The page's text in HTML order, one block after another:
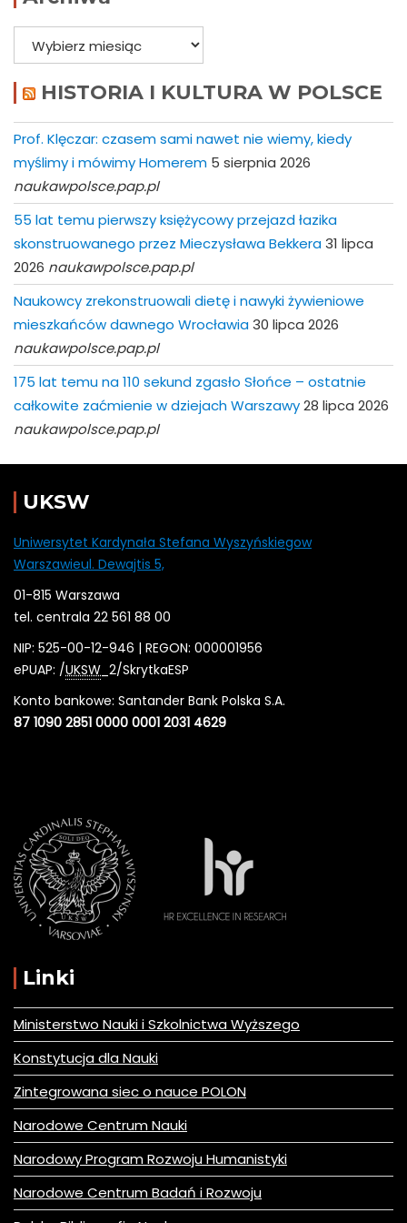
Archiwa
HISTORIA I KULTURA W POLSCE
Prof. Klęczar: czasem sami nawet nie wiemy, kiedy
myślimy i mówimy Homerem 5 sierpnia 2026
naukawpolsce.pap.pl
55 lat temu pierwszy księżycowy przejazd łazika
skonstruowanego przez Mieczysława Bekkera31 lipca
2026 naukawpolsce.pap.pl
Naukowcy zrekonstruowali dietę i nawyki żywieniowe
mieszkańców dawnego Wrocławia30 lipca 2026
naukawpolsce.pap.pl
175 lat temu na 110 sekund zgasło Słońce – ostatnie
całkowite zaćmienie w dziejach Warszawy28 lipca 2026
naukawpolsce.pap.pl
UKSW
Uniwersytet Kardynała Stefana Wyszyńskiegow
Warszawieul. Dewajtis 5,
01-815 Warszawa
tel. centrala 22 561 88 00
NIP: 525-00-12-946 | REGON: 000001956
ePUAP: /UKSW _2/SkrytkaESP
Konto bankowe: Santander Bank Polska S.A.
87 1090 2851 0000 0001 2031 4629
Linki
Ministerstwo Nauki i Szkolnictwa Wyższego
Konstytucja dla Nauki
Zintegrowana siec o nauce POLON
Narodowe Centrum Nauki
Narodowy Program Rozwoju Humanistyki
Narodowe Centrum Badań i Rozwoju